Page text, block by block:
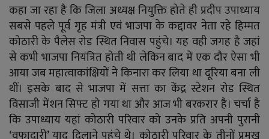
कहा जा रहा है कि जिला अध्यक्ष नियुक्ति होते ही प्रदीप उपाध्याय
सबसे पहले पूर्व गृह मंत्री एवं भाजपा के कद्दावर नेता रहे हिम्मत
कोठारी के पैलेस रोड स्थित निवास पहुंचे। यह वही जगह है जहां
से कभी भाजपा नियंत्रित होती थी लेकिन बाद में एक दौर ऐसा भी
आया जब महात्वाकांक्षियों ने किनारा कर लिया था दूरिया बना ली
थीं। इसके बाद से भाजपा में सत्ता का केंद्र स्टेशन रोड स्थित
विसाजी मेंशन सिफ्ट हो गया था और आज भी बरकरार है। चर्चा है
कि उपाध्याय यहां कोठारी परिवार को उनके प्रति अपनी पुरानी